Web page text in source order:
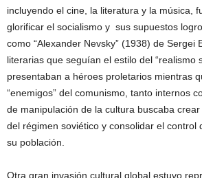
incluyendo el cine, la literatura y la música,
glorificar el socialismo y sus supuestos
como “Alexander Nevsky” (1938) de Sergei
literarias que seguían el estilo del “realismo
presentaban a héroes proletarios mientras
“enemigos” del comunismo, tanto internos
de manipulación de la cultura buscaba
del régimen soviético y consolidar el control
su población.
Otra gran invasión cultural global estuvo